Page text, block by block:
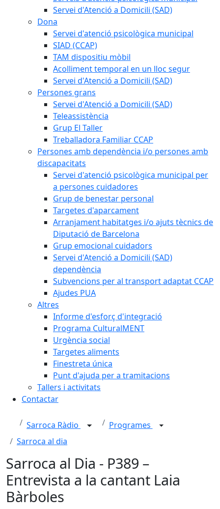
Servei d'Atenció a Domicili (SAD)
Dona
Servei d'atenció psicològica municipal
SIAD (CCAP)
TAM dispositiu mòbil
Acolliment temporal en un lloc segur
Servei d'Atenció a Domicili (SAD)
Persones grans
Servei d'Atenció a Domicili (SAD)
Teleassistència
Grup El Taller
Treballadora Familiar CCAP
Persones amb dependència i/o persones amb
discapacitats
Servei d'atenció psicològica municipal per
a persones cuidadores
Grup de benestar personal
Targetes d'aparcament
Arranjament habitatges i/o ajuts tècnics de
Diputació de Barcelona
Grup emocional cuidadors
Servei d'Atenció a Domicili (SAD)
dependència
Subvencions per al transport adaptat CCAP
Ajudes PUA
Altres
Informe d'esforç d'integració
Programa CulturalMENT
Urgència social
Targetes aliments
Finestreta única
Punt d'ajuda per a tramitacions
Tallers i activitats
Contactar
Sarroca Ràdio
Programes
Sarroca al dia
Sarroca al Dia - P389 –
Entrevista a la cantant Laia
Bàrboles